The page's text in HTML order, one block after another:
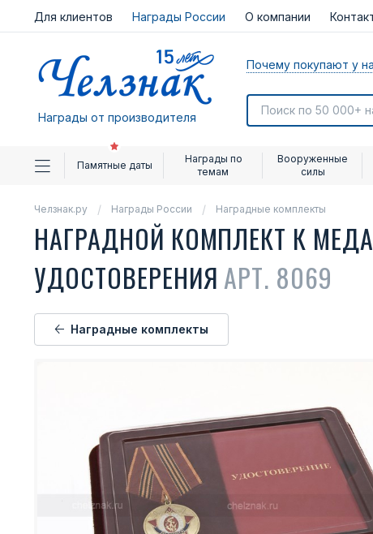
Для клиентов Награды России О компании
Награды от производителя
Почему покупают у
Памятные даты
Награды по
темам
Вооруженные
силы
Челзнак.ру Награды России Наградные комплекты
НАГРАДНОЙ КОМПЛЕКТ К
УДОСТОВЕРЕНИЯ АРТ. 8069
Наградные комплекты